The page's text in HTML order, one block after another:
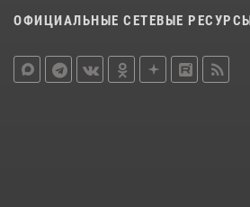
ОФИЦИАЛЬНЫЕ СЕТЕВЫЕ РЕСУРСЫ